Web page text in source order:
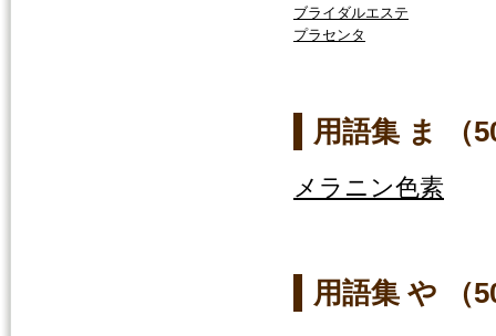
ブライダルエステ
プラセンタ
用語集 ま （
メラニン色素
用語集 や （